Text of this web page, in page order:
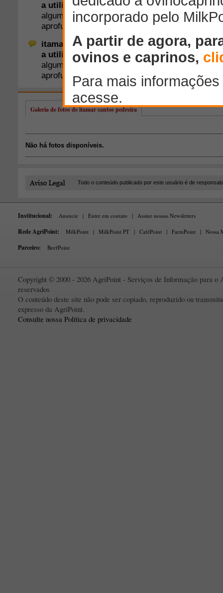
Galeria de fotos de itamar santos pedreira
Não há fotos disponíveis.
Todo o conteúdo publicado por este usuário é de
Institucional: Anuncie | Entre em contato | Assine nossas Newsletters
Rede AgriPoint: MilkPoint | MilkPoint PT | CaféPoint | FarmPoint | Nossa
Parceiro: BeefPoint
Copyright © 2000 - 2026 AgriPoint - Serviços de Informação para o
reservados
O conteúdo deste site não pode ser copiado, reproduzido ou
expresso da AgriPoint.
Consulte nossa Política de privacidade